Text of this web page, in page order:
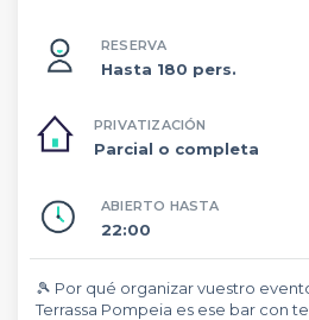
RESERVA
Hasta 180 pers.
PRIVATIZACIÓN
Parcial o completa
ABIERTO HASTA
22:00
🎾 Por qué organizar vuestro
Terrassa Pompeia es ese bar con